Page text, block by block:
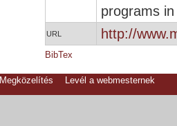
programs
URL http://
BibTex
Megközelítés Levél a webmesternek